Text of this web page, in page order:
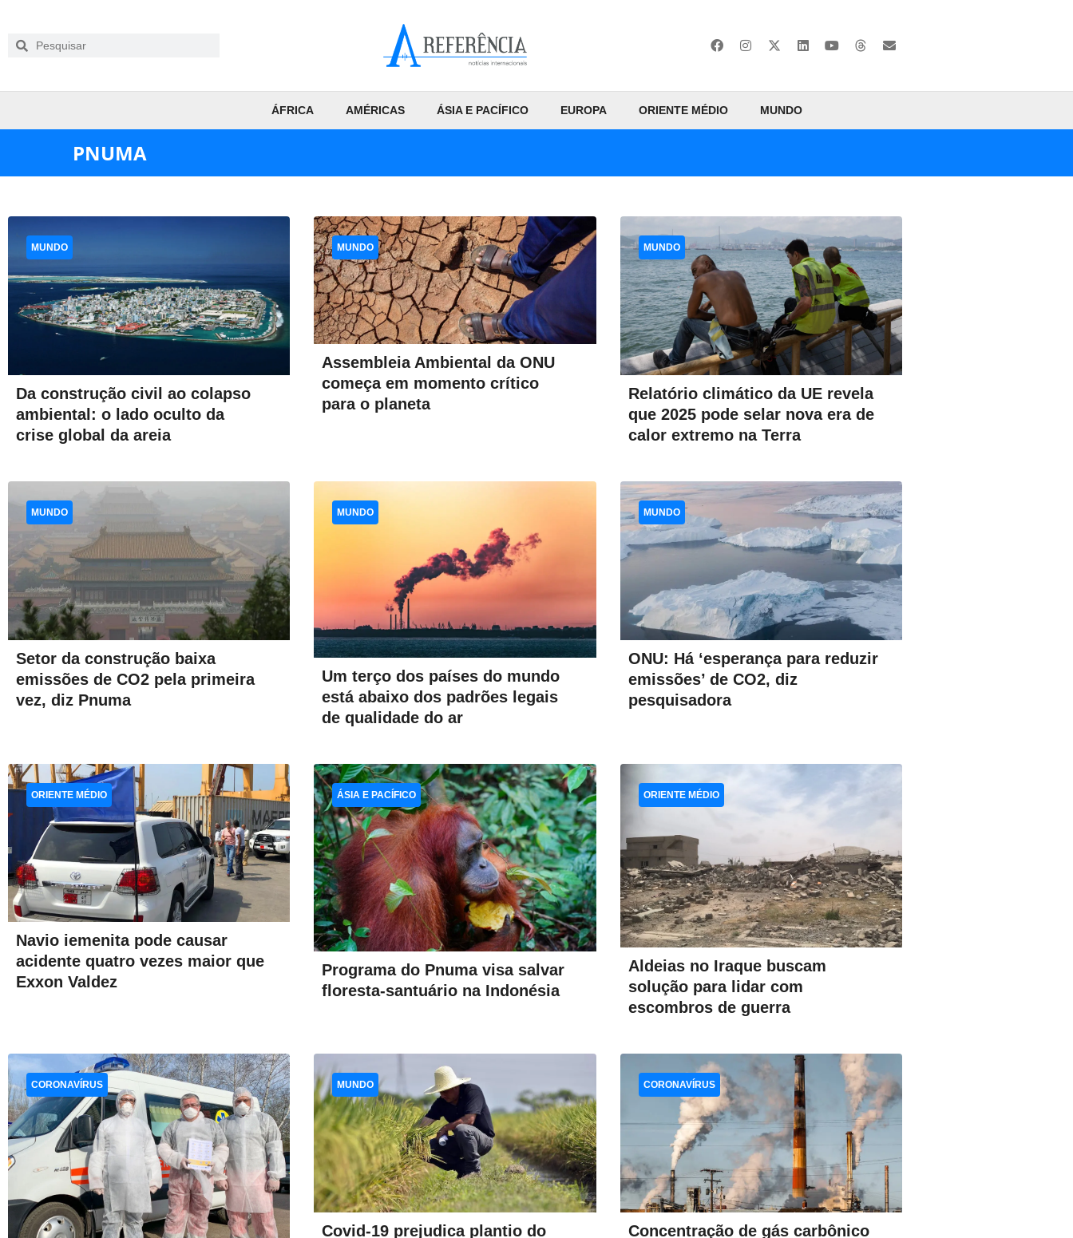
ÁFRICA AMÉRICAS ÁSIA E PACÍFICO EUROPA ORIENTE MÉDIO MUNDO
PNUMA
Da construção civil ao colapso
ambiental: o lado oculto da
crise global da areia
MUNDO
Assembleia Ambiental da ONU
começa em momento crítico
para o planeta
MUNDO
Relatório climático da UE revela
que 2025 pode selar nova era de
calor extremo na Terra
MUNDO
Setor da construção baixa
emissões de CO2 pela primeira
vez, diz Pnuma
MUNDO
Um terço dos países do mundo
está abaixo dos padrões legais
de qualidade do ar
MUNDO
ONU: Há ‘esperança para reduzir
emissões’ de CO2, diz
pesquisadora
MUNDO
Navio iemenita pode causar
acidente quatro vezes maior que
Exxon Valdez
ORIENTE MÉDIO
Programa do Pnuma visa salvar
floresta-santuário na Indonésia
ÁSIA E PACÍFICO
Aldeias no Iraque buscam
solução para lidar com
escombros de guerra
ORIENTE MÉDIO
CORONAVÍRUS
Covid-19 prejudica plantio do
MUNDO
Concentração de gás carbônico
CORONAVÍRUS